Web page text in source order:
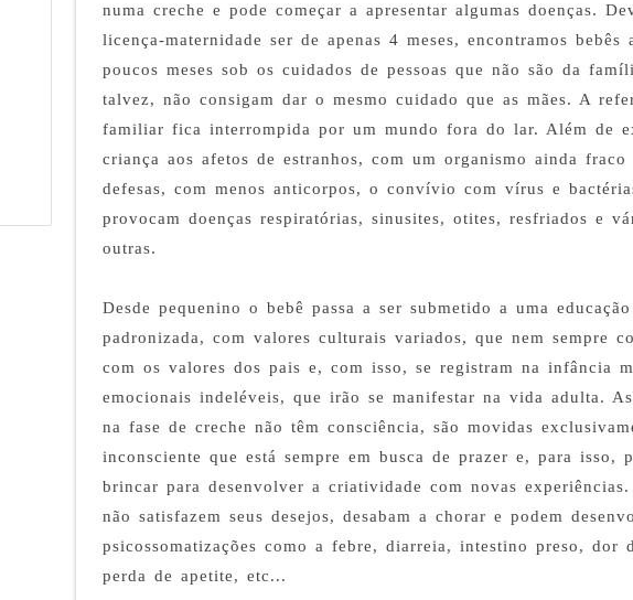
numa creche e pode começar a apresentar algumas doenças.
licença-maternidade ser de apenas 4 meses, encontramos bebês
poucos meses sob os cuidados de pessoas que não são da
talvez, não consigam dar o mesmo cuidado que as mães. A
familiar fica interrompida por um mundo fora do lar. Além de
criança aos afetos de estranhos, com um organismo ainda fraco
defesas, com menos anticorpos, o convívio com vírus e
provocam doenças respiratórias, sinusites, otites, resfriados e
outras.
Desde pequenino o bebê passa a ser submetido a uma educação
padronizada, com valores culturais variados, que nem sempre
com os valores dos pais e, com isso, se registram na infância
emocionais indeléveis, que irão se manifestar na vida adulta.
na fase de creche não têm consciência, são movidas
inconsciente que está sempre em busca de prazer e, para isso,
brincar para desenvolver a criatividade com novas experiências.
não satisfazem seus desejos, desabam a chorar e podem
psicossomatizações como a febre, diarreia, intestino preso, dor
perda de apetite, etc...